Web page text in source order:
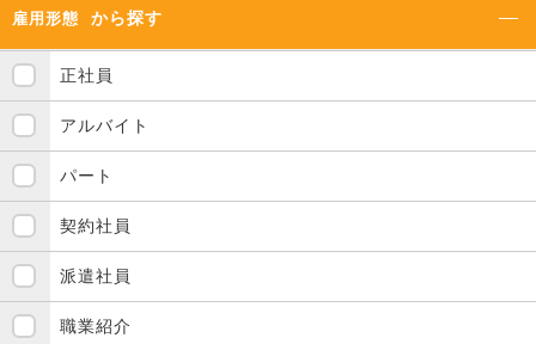
雇用形態 から探す
正社員
アルバイト
パート
契約社員
派遣社員
職業紹介